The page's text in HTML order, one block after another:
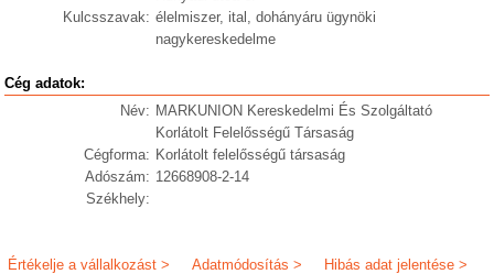
Kulcsszavak: élelmiszer, ital, dohányáru ügynöki
nagykereskedelme
Cég adatok:
Név: MARKUNION Kereskedelmi És Szolgáltató
Korlátolt Felelősségű Társaság
Cégforma: Korlátolt felelősségű társaság
Adószám: 12668908-2-14
Székhely:
Hibás adat jelentése >
Adatmódosítás >
Értékelje a vállalkozást >